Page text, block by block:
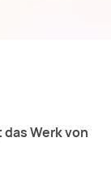
Werk von